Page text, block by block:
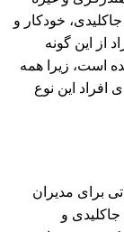
خودکار و
از این گونه
است، زیرا همه
افراد این نوع
برای مدیران
و